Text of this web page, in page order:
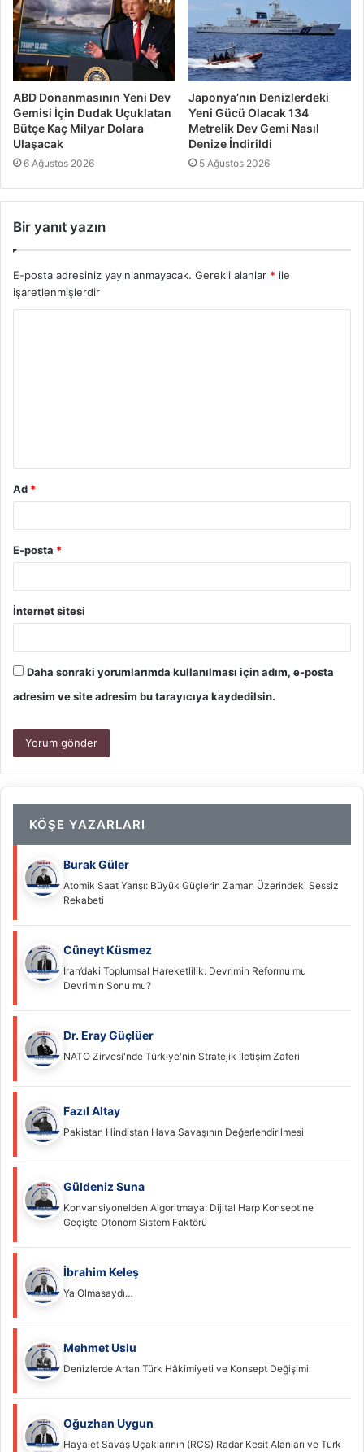
ABD Donanmasının Yeni Dev
Gemisi İçin Dudak Uçuklatan
Bütçe Kaç Milyar Dolara
Ulaşacak
6 Ağustos 2026
Japonya’nın Denizlerdeki
Yeni Gücü Olacak 134
Metrelik Dev Gemi Nasıl
Denize İndirildi
5 Ağustos 2026
Bir yanıt yazın
E-posta adresiniz yayınlanmayacak. Gerekli alanlar * ile
işaretlenmişlerdir
Ad *
E-posta *
İnternet sitesi
Daha sonraki yorumlarımda kullanılması için adım, e-posta
adresim ve site adresim bu tarayıcıya kaydedilsin.
KÖŞE YAZARLARI
Burak Güler
Atomik Saat Yarışı: Büyük Güçlerin Zaman Üzerindeki Sessiz
Rekabeti
Cüneyt Küsmez
İran’daki Toplumsal Hareketlilik: Devrimin Reformu mu
Devrimin Sonu mu?
Dr. Eray Güçlüer
NATO Zirvesi'nde Türkiye'nin Stratejik İletişim Zaferi
Fazıl Altay
Pakistan Hindistan Hava Savaşının Değerlendirilmesi
Güldeniz Suna
Konvansiyonelden Algoritmaya: Dijital Harp Konseptine
Geçişte Otonom Sistem Faktörü
İbrahim Keleş
Ya Olmasaydı…
Mehmet Uslu
Denizlerde Artan Türk Hâkimiyeti ve Konsept Değişimi
Oğuzhan Uygun
Hayalet Savaş Uçaklarının (RCS) Radar Kesit Alanları ve Türk